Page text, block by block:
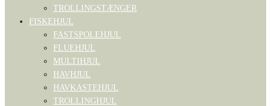
TROLLINGSTÆNGER
FISKEHJUL
FASTSPOLEHJUL
FLUEHJUL
MULTIHJUL
HAVHJUL
HAVKASTEHJUL
TROLLINGHJUL